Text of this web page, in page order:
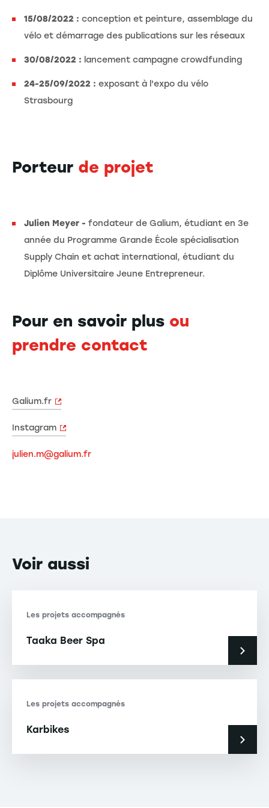
15/08/2022 : conception et peinture, assemblage du
vélo et démarrage des publications sur les réseaux
30/08/2022 : lancement campagne crowdfunding
24-25/09/2022 : exposant à l'expo du vélo
Strasbourg
Porteur de projet
Julien Meyer - fondateur de Galium, étudiant en 3e
année du Programme Grande École spécialisation
Supply Chain et achat international, étudiant du
Diplôme Universitaire Jeune Entrepreneur.
Pour en savoir plus ou
prendre contact
Galium.fr
Instagram
julien.m@galium.fr
Voir aussi
Les projets accompagnés
Taaka Beer Spa
Les projets accompagnés
Karbikes